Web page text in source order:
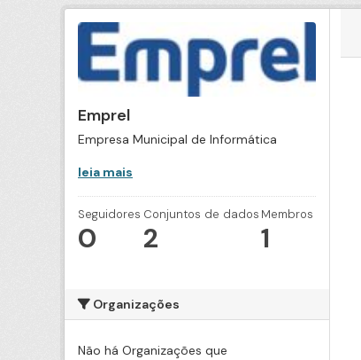
Emprel
Empresa Municipal de Informática
leia mais
Seguidores
0
Conjuntos de dados
2
Membros
1
Organizações
Não há Organizações que